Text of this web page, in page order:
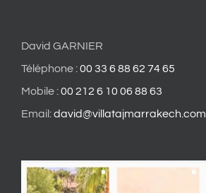
David GARNIER
Téléphone :00 33 6 88 62 74 65
Mobile :00 212 6 10 06 88 63
Email:david@villatajmarrakech.com